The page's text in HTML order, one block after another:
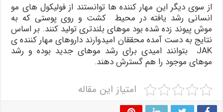
از سوی دیگر این مهار کننده ها توانستند از فولیکول های مو
انسانی رشد یافته در محیط کشت و روی پوستی که به
موش پیوند زده شده بود موهای بلندتری تولید کنند. بر اساس
نتایج به دست آمده محققان امیدوارند داروهای مهار کننده ی
JAK بتوانند امیدی برای رشد موهای جدید بوده و رشد
موهای موجود را هم گسترش دهند.
امتیاز این مقاله